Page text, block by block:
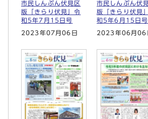
市民しんぶん伏見区
版「きらり伏見」令
和5年7月15日号
2023年07月06日
市民しんぶん伏
版「きらり伏見
和5年6月15日号
2023年06月06